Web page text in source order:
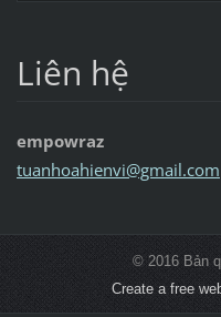
Liên hệ
empowraz
tuanhoahienvi@gmail.com
© 2016 Bản
Create a free